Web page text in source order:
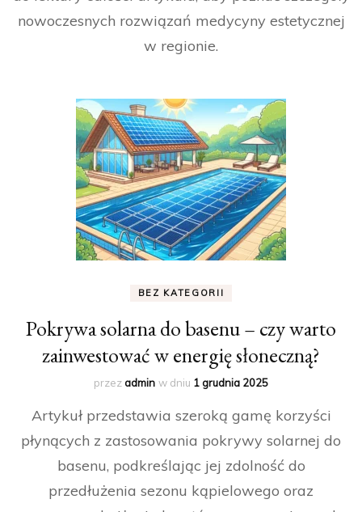
nowoczesnych rozwiązań medycyny estetycznej
w regionie.
BEZ KATEGORII
Pokrywa solarna do basenu – czy warto
zainwestować w energię słoneczną?
przezadmin w dniu 1 grudnia 2025
Artykuł przedstawia szeroką gamę korzyści
płynących z zastosowania pokrywy solarnej do
basenu, podkreślając jej zdolność do
przedłużenia sezonu kąpielowego oraz